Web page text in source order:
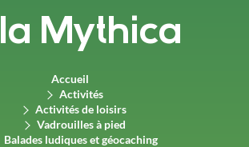
Mythica
Accueil
Activités
Activités de loisirs
Vadrouilles à pied
Balades ludiques et géocaching